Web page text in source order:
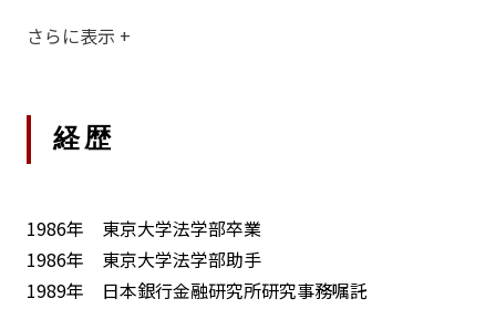
経歴
1986年 東京大学法学部卒業
1986年 東京大学法学部助手
1989年 日本銀行金融研究所研究事務嘱託
法制審議会民事訴訟・民事執行法部会幹事（2003年〜
2019年）
法制審議会国際裁判管轄法制部会幹事（2008年～2010
法制審議会民事執行法部会臨時委員（2016年～2018年）
法制審議会担保法制部会臨時委員（2021年～2025年）
司法試験委員考査委員（倒産法）（2005年～2008年、
さらに表示 +